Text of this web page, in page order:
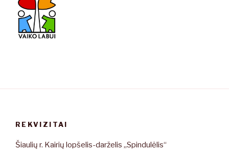
REKVIZITAI
Šiaulių r. Kairių lopšelis-darželis „Spindulėlis“